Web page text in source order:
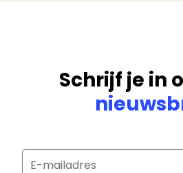
Schrijf je in
E-mailadres